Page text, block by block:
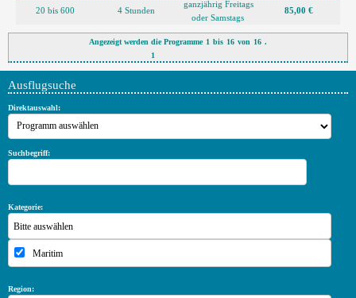
20 bis 600 4 Stunden
ganzjährig Freitags
oder Samstags
85,00 €
Angezeigt werden die Programme 1 bis 16 von 16 .
1
Ausflugsuche
Direktauswahl:
Suchbegriff:
Kategorie:
Bitte auswählen
Maritim
Region: